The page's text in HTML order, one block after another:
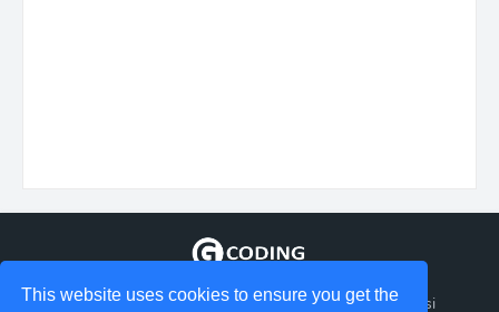
This website uses cookies to ensure you get the
Tempat berbagi Informasi tentang coding dan aplikasi